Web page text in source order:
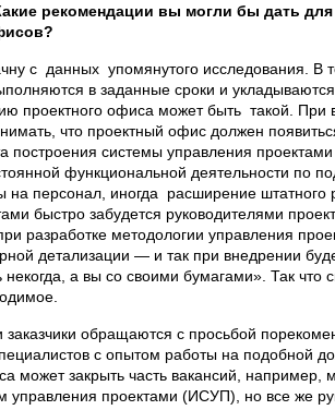
рекомендации вы могли бы дать
с данных упомянутого исследования. В
в заданные сроки и
проектного офиса может быть такой. При
что проектный офис должен
построения системы управления
функциональной деятельности по
персонал, иногда расширение штатного
быстро забудется руководителями
разработке методологии управления
детализации — и так при внедрении
некогда, а вы со своими бумагами». Так
заказчики обращаются с просьбой
с опытом работы на подобной
может закрыть часть вакансий, например,
проектами (ИСУП), но все же